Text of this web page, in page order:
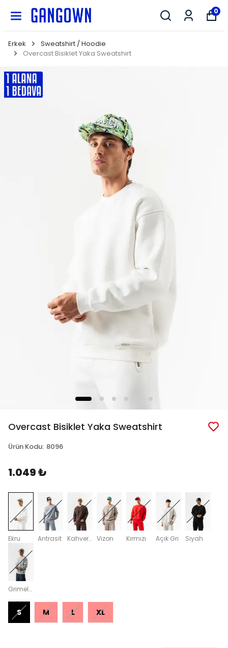
0
Erkek
Sweatshirt / Hoodie
Overcast Bisiklet Yaka Sweatshirt
Overcast Bisiklet Yaka Sweatshirt
Ürün Kodu: 8096
1.049 ₺
Ekru Antrasit Kahverengi Vizon Kırmızı Açık Gri Siyah
Grimelanj
S M L XL